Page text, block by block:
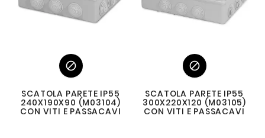

SCATOLA PARETE IP55
240X190X90 (M03104)
CON VITI E PASSACAVI

SCATOLA PARETE IP55
300X220X120 (M03105)
CON VITI E PASSACAVI